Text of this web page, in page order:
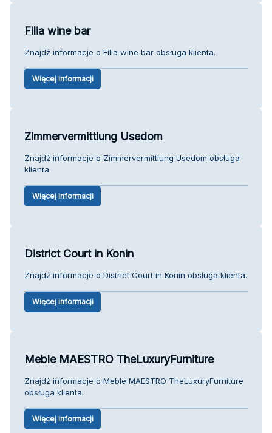
Filia wine bar
Znajdź informacje o Filia wine bar obsługa klienta.
Więcej informacji
Zimmervermittlung Usedom
Znajdź informacje o Zimmervermittlung Usedom obsługa
klienta.
Więcej informacji
District Court in Konin
Znajdź informacje o District Court in Konin obsługa klienta.
Więcej informacji
Meble MAESTRO TheLuxuryFurniture
Znajdź informacje o Meble MAESTRO TheLuxuryFurniture
obsługa klienta.
Więcej informacji